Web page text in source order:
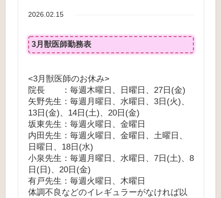
2026.02.15
3月獣医師勤務表
<3月獣医師のお休み>
院長 ：毎週木曜日、日曜日、27日(金)
矢野先生：毎週月曜日、水曜日、3日(火)、
13日(金)、14日(土)、20日(金)
坂東先生：毎週火曜日、金曜日
内田先生：毎週火曜日、金曜日、土曜日、
日曜日、18日(水)
小泉先生：毎週月曜日、水曜日、7日(土)、8
日(日)、20日(金)
有戸先生：毎週火曜日、木曜日
体調不良などのイレギュラーがなければ以